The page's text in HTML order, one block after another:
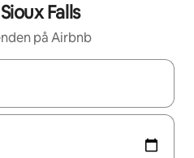
Falls
på Airbnb
kan du navigera med upp- och